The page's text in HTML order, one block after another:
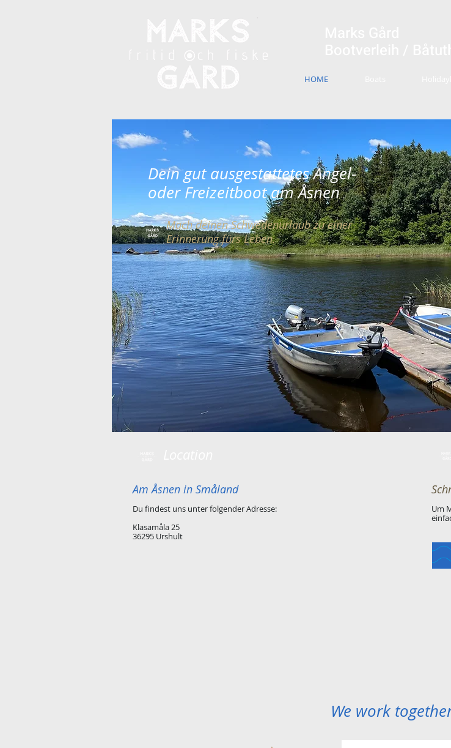
HOME
Dein gut ausgestattetes Angel-
oder Freizeitboot am Åsnen
Mach deinen Schwedenurlaub zu einer
Erinnerung fürs Leben.
Am Åsnen in Småland
Du findest uns unter folgender Adresse:
Klasamåla 25
36295 Urshult
Um
We work